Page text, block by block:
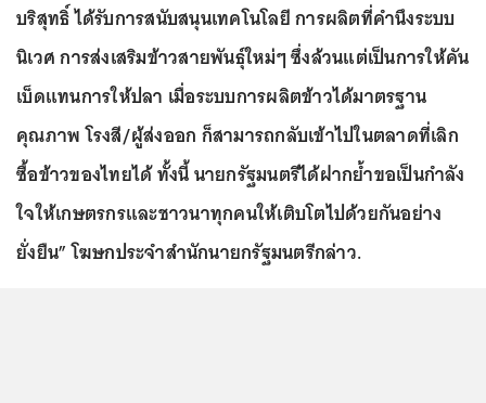
บริสุทธิ์ ได้รับการสนับสนุนเทคโนโลยี การผลิตที่คำนึงระบบ
นิเวศ การส่งเสริมข้าวสายพันธุ์ใหม่ๆ ซึ่งล้วนแต่เป็นการให้คัน
เบ็ดแทนการให้ปลา เมื่อระบบการผลิตข้าวได้มาตรฐาน
คุณภาพ โรงสี/ผู้ส่งออก ก็สามารถกลับเข้าไปในตลาดที่เลิก
ซื้อข้าวของไทยได้ ทั้งนี้ นายกรัฐมนตรีได้ฝากย้ำขอเป็นกำลัง
ใจให้เกษตรกรและชาวนาทุกคนให้เติบโตไปด้วยกันอย่าง
ยั่งยืน” โฆษกประจำสำนักนายกรัฐมนตรีกล่าว.